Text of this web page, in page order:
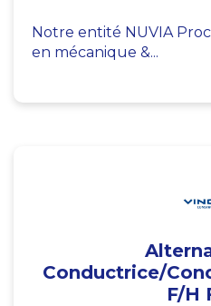
Notre entité NUVIA
en mécanique &...
Conductrice/
F/H